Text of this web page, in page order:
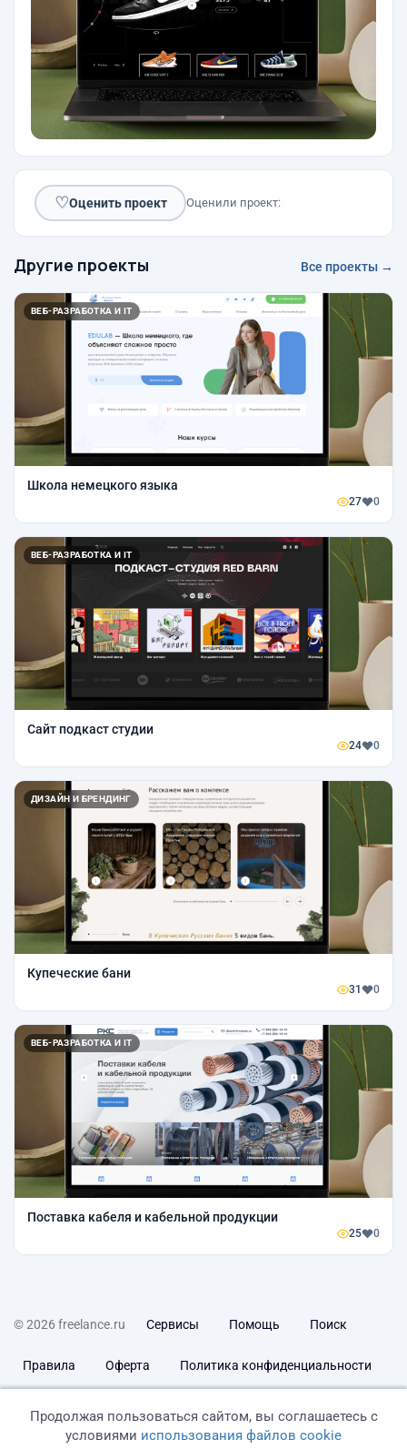
♡Оценить проект Оценили проект:
Другие проекты Все проекты →
ВЕБ-РАЗРАБОТКА И IT
Школа немецкого языка
27 0
ВЕБ-РАЗРАБОТКА И IT
Сайт подкаст студии
24 0
ДИЗАЙН И БРЕНДИНГ
Купеческие бани
31 0
ВЕБ-РАЗРАБОТКА И IT
Поставка кабеля и кабельной продукции
25 0
© 2026 freelance.ru Сервисы Помощь Поиск
Правила Оферта Политика конфиденциальности
Продолжая пользоваться сайтом, вы соглашаетесь с
условиями использования файлов cookie